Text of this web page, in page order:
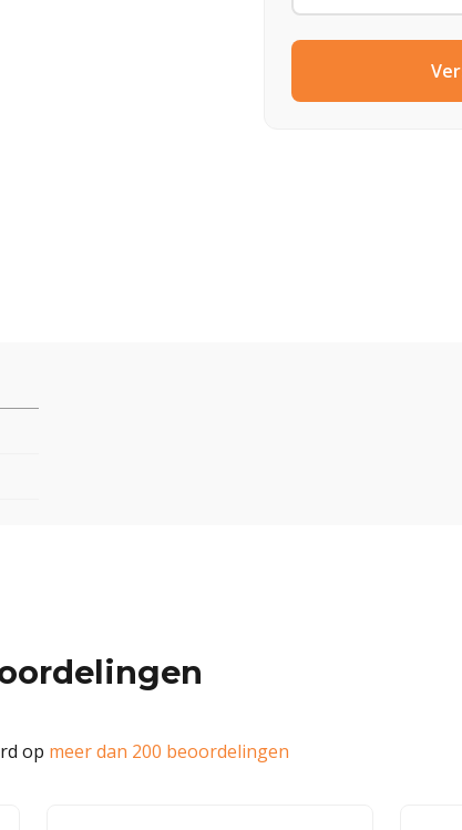
op meer dan 200 beoordelingen